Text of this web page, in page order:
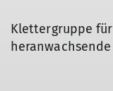
Klettergruppe